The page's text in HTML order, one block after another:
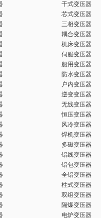
键
词
干式变压器
芯式变压器
三相变压器
耦合变压器
机床变压器
伺服变压器
船用变压器
防水变压器
户内变压器
逆变变压器
无线变压器
恒压变压器
风冷变压器
焊机变压器
多磁变压器
铝线变压器
铝包变压器
全铝变压器
柱式变压器
双组变压器
隔爆变压器
电炉变压器